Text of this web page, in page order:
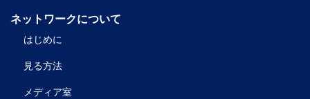
ネットワークについて
はじめに
見る方法
メディア室